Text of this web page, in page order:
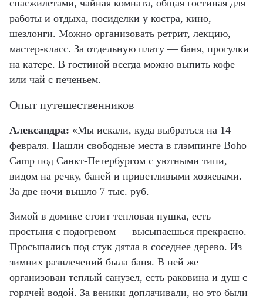
спасжилетами, чайная комната, общая гостиная для
работы и отдыха, посиделки у костра, кино,
шезлонги. Можно организовать ретрит, лекцию,
мастер-класс. За отдельную плату — баня, прогулки
на катере. В гостиной всегда можно выпить кофе
или чай с печеньем.
Опыт путешественников
Александра: «Мы искали, куда выбраться на 14
февраля. Нашли свободные места в глэмпинге Boho
Camp под Санкт-Петербургом с уютными типи,
видом на речку, баней и приветливыми хозяевами.
За две ночи вышло 7 тыс. руб.
Зимой в домике стоит тепловая пушка, есть
простыня с подогревом — высыпаешься прекрасно.
Просыпались под стук дятла в соседнее дерево. Из
зимних развлечений была баня. В ней же
организован теплый санузел, есть раковина и душ с
горячей водой. За веники доплачивали, но это были